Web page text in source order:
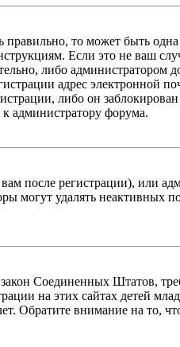
правильно, то может быть
Если это не ваш
либо администратором
адрес электронной
либо он
администратору форума.
после регистрации), или
могут удалять неактивных
Соединенных Штатов,
на этих сайтах детей
Обратите внимание на то,